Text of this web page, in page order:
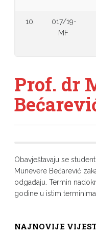
10.
017/19-
MF
Prof. dr
Obavještavaju se
Munevere Bećarević
odgađaju. Termin
godine u istim terminima.
NAJNOVIJE